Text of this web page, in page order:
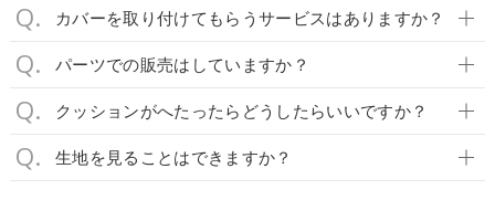
カバーを取り付けてもらうサービスはありますか？
パーツでの販売はしていますか？
クッションがへたったらどうしたらいいですか？
生地を見ることはできますか？